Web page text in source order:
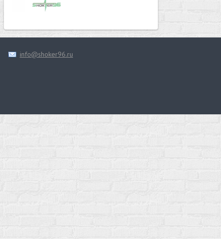
info@shoker96.ru